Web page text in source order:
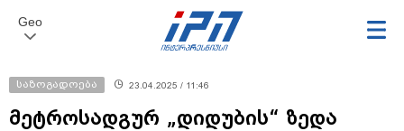
Geo
საზოგადოება 23.04.2025 / 11:46
მეტროსადგურ „დიდუბის“ ზედა